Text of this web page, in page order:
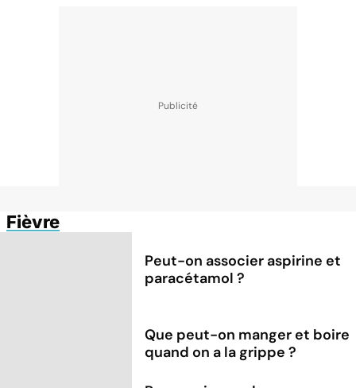
Fièvre
Peut-on associer aspirine et
paracétamol ?
Que peut-on manger et boire
quand on a la grippe ?